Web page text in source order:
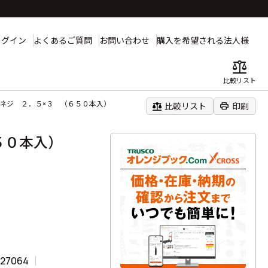
イン よくあるご質問 お問い合わせ 購入を希望される法人様
balance
比較リスト
ジ ２．５×３ （６５０本入） balance 比較リスト print 印刷
本入）